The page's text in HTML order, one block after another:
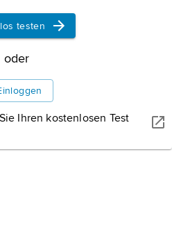
testen
oder
Ihren kostenlosen Test